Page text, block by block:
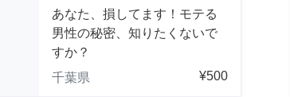
あなた、損してます！モテる
男性の秘密、知りたくないで
すか？
千葉県
¥500